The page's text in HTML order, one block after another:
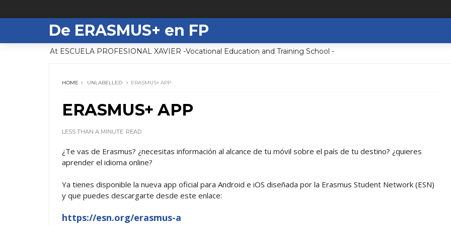
De ERASMUS+ en FP
At ESCUELA PROFESIONAL XAVIER -Vocational Education and Training School -
HOME UNLABELLED ERASMUS+ APP
ERASMUS+ APP
LESS THAN A MINUTE READ
¿Te vas de Erasmus? ¿necesitas información al alcance de tu móvil sobre el país de tu destino? ¿quieres
aprender el idioma online?
Ya tienes disponible la nueva app oficial para Android e iOS diseñada por la Erasmus Student Network (ESN)
y que puedes descargarte desde este enlace:
https://esn.org/erasmus-a